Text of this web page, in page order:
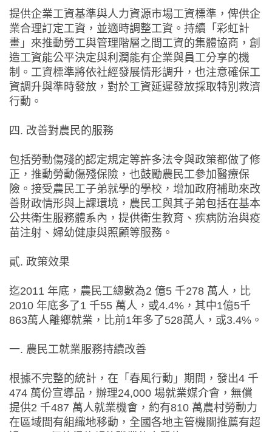
提供企業工資基準與人力資源市場工資標準，俾供企
業合理訂定工資，並適時調整工資。持續「彩虹計
畫」來推動勞工與管理階層之間工資的集體協商，創
造工資能公平決定與利潤能有企業與員工分享的機
制。工資標準將依社經發展情形調升，也注意確保工
資調升與準時發放，對於工資延遲發放採取特別救濟
行動。
四. 改善對農民的服務
包括勞動傷殘的認定規定等許多法令與政策都做了修
正，推動勞動傷殘保險，也鼓勵農民工參加醫療保
險。接受農民工子弟就學的學校，增加政府補助來改
善財政情形與上課環境，農民工與其子弟包括在基本
公共衛生服務體系內，提供衛生教育、疾病防治與疫
苗注射、婦幼健康與照顧等服務。
貳. 政策效果
迄2011 年底，農民工總數為2 億5 千278 萬人，比
2010 年底多了1 千55 萬人，或4.4%，其中1億5千
863萬人離鄉就業，比前1年多了528萬人，或3.4%。
一. 農民工就業服務持續改善
根據不完整的統計，在「春風行動」期間，發出4 千
474 萬份宣導品，辦理24,000 場就業媒介會，無償
提供2 千487 萬人就業機會，約有810 萬農村勞動力
在區域間有組織地移動，全國各地主管機關推薦有超